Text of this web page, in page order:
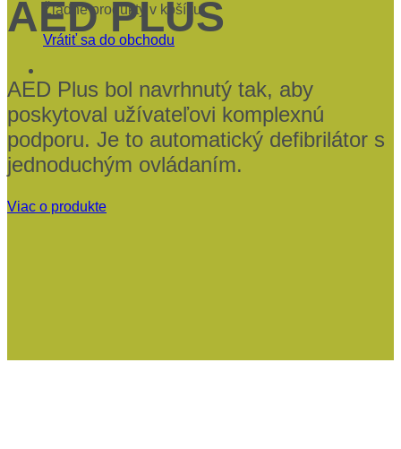
Žiadne produkty v košíku.
Vrátiť sa do obchodu
AED PLUS
AED Plus bol navrhnutý tak, aby
poskytoval užívateľovi komplexnú
podporu. Je to automatický defibrilátor s
jednoduchým ovládaním.
Viac o produkte